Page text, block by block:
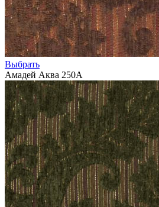
Выбрать
Амадей Аква 250А